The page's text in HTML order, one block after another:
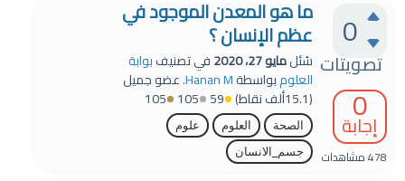
0
تصويتات
0
إجابة
478مشاهدات
ما هو المعدن الموجود في
عظم الإنسان ؟
سُئلمايو 27، 2020 في تصنيفبوابة
العلومبواسطةHanan M. عضو جميل
(15.1ألف نقاط) 59
105
105
الصحة العلوم
علوم
جسم_الانسان